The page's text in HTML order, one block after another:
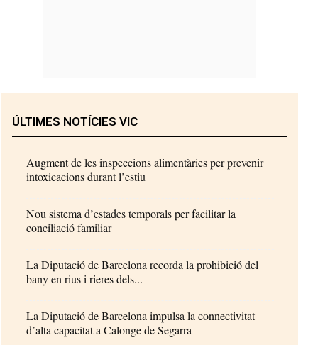
ÚLTIMES NOTÍCIES VIC
Augment de les inspeccions alimentàries per prevenir
intoxicacions durant l’estiu
Nou sistema d’estades temporals per facilitar la
conciliació familiar
La Diputació de Barcelona recorda la prohibició del
bany en rius i rieres dels...
La Diputació de Barcelona impulsa la connectivitat
d’alta capacitat a Calonge de Segarra